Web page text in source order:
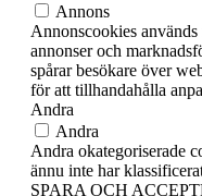
Annons
Annonscookies
annonser och
spårar besökare över
för att tillhandahålla
Andra
Andra
Andra okategoriserade
ännu inte har
SPARA OCH